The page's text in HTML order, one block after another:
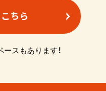
ちら
スもあります！